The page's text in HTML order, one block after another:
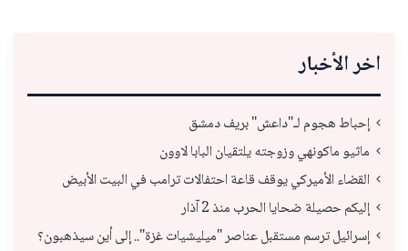
اخر الأخبار
إحباط هجوم لـ"داعش" بريف دمشق
ماثيو ماكونهي وزوجته يلتقيان البابا لاوون
القضاء الأميركي يوقف قاعة احتفالات ترامب في البيت الأبيض
إليكم حصيلة ضحايا الحرب منذ 2 آذار
إسرائيل ترسم مستقبل عناصر "ميليشيات غزة".. إلى أين سيذهبون؟